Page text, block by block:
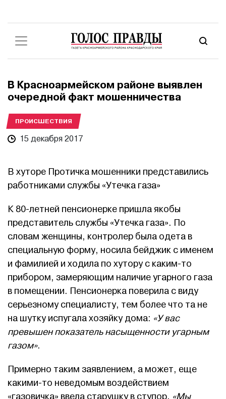
В Красноармейском районе выявлен
очередной факт мошенничества
ПРОИСШЕСТВИЯ
15 декабря 2017
В хуторе Протичка мошенники представились
работниками службы «Утечка газа»
К 80-летней пенсионерке пришла якобы
представитель службы «Утечка газа». По
словам женщины, контролер была одета в
специальную форму, носила бейджик с именем
и фамилией и ходила по хутору с каким-то
прибором, замеряющим наличие угарного газа
в помещении. Пенсионерка поверила с виду
серьезному специалисту, тем более что та не
на шутку испугала хозяйку дома: «У вас
превышен показатель насыщенности угарным
газом».
Примерно таким заявлением, а может, еще
какими-то неведомым воздействием